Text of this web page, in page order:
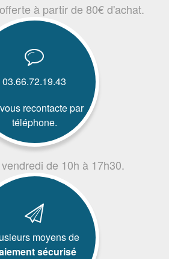
à partir de 80€ d'achat.
03.66.72.19.43
recontacte par
téléphone.
de 10h à 17h30.
moyens de
sécurisé